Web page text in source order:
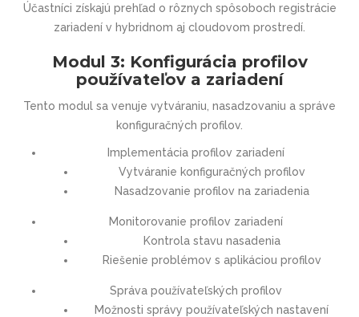
Účastníci získajú prehľad o rôznych spôsoboch registrácie
zariadení v hybridnom aj cloudovom prostredí.
Modul 3: Konfigurácia profilov
používateľov a zariadení
Tento modul sa venuje vytváraniu, nasadzovaniu a správe
konfiguračných profilov.
Implementácia profilov zariadení
Vytváranie konfiguračných profilov
Nasadzovanie profilov na zariadenia
Monitorovanie profilov zariadení
Kontrola stavu nasadenia
Riešenie problémov s aplikáciou profilov
Správa používateľských profilov
Možnosti správy používateľských nastavení